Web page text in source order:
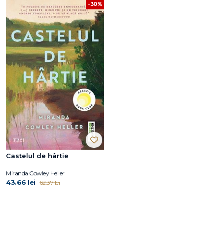
-30%
Castelul de hârtie
Miranda Cowley Heller
43.66 lei 62.37 lei